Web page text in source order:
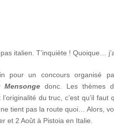
italien. T’inquiète ! Quoique…
pour un concours organisé
donc. Les thèmes
l’originalité du truc, c’est qu’il
tient pas la route quoi… Alors,
et 2 Août à Pistoia en Italie.